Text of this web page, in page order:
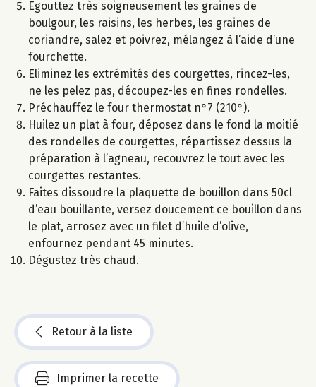
Egouttez très soigneusement les graines de
boulgour, les raisins, les herbes, les graines de
coriandre, salez et poivrez, mélangez à l’aide d’une
fourchette.
Eliminez les extrémités des courgettes, rincez-les,
ne les pelez pas, découpez-les en fines rondelles.
Préchauffez le four thermostat n°7 (210°).
Huilez un plat à four, déposez dans le fond la moitié
des rondelles de courgettes, répartissez dessus la
préparation à l’agneau, recouvrez le tout avec les
courgettes restantes.
Faites dissoudre la plaquette de bouillon dans 50cl
d’eau bouillante, versez doucement ce bouillon dans
le plat, arrosez avec un filet d’huile d’olive,
enfournez pendant 45 minutes.
Dégustez très chaud.
Retour à la liste
Imprimer la recette